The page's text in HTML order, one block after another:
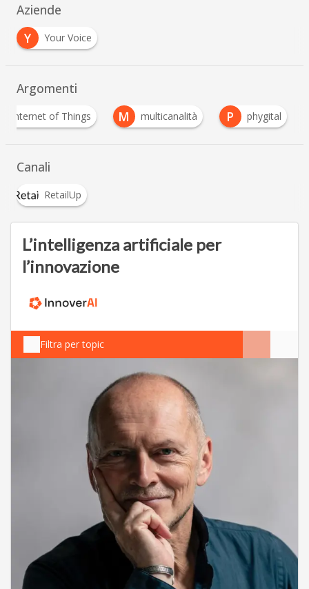
Aziende
Y
Your Voice
Argomenti
Internet of Things M multicanalità P phygital
Canali
RetailUp
L’intelligenza artificiale per
l’innovazione
Filtra per topic